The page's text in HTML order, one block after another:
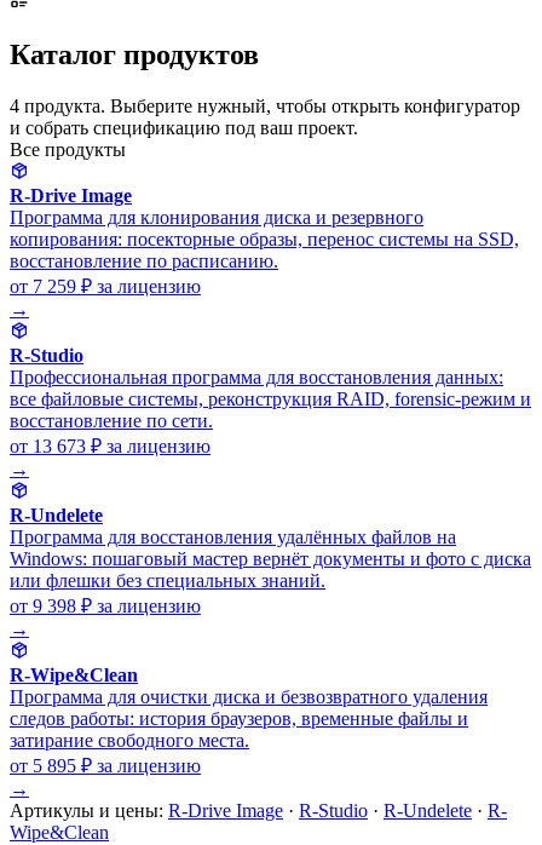
Каталог продуктов
4 продукта. Выберите нужный, чтобы открыть конфигуратор
и собрать спецификацию под ваш проект.
Все продукты
R-Drive Image
Программа для клонирования диска и резервного
копирования: посекторные образы, перенос системы на SSD,
восстановление по расписанию.
от 7 259 ₽ за лицензию
→
R-Studio
Профессиональная программа для восстановления данных:
все файловые системы, реконструкция RAID, forensic-режим и
восстановление по сети.
от 13 673 ₽ за лицензию
→
R-Undelete
Программа для восстановления удалённых файлов на
Windows: пошаговый мастер вернёт документы и фото с диска
или флешки без специальных знаний.
от 9 398 ₽ за лицензию
→
R-Wipe&Clean
Программа для очистки диска и безвозвратного удаления
следов работы: история браузеров, временные файлы и
затирание свободного места.
от 5 895 ₽ за лицензию
→
Артикулы и цены: R-Drive Image · R-Studio · R-Undelete · R-
Wipe&Clean